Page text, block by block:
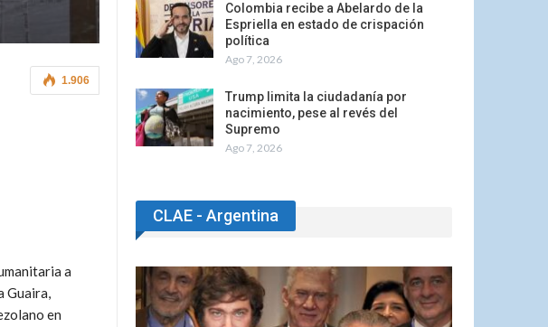
1.906
a
Guaira,
en
Colombia recibe a Abelardo de la
Espriella en estado de crispación
política
Ago 7, 2026
Trump limita la ciudadanía por
nacimiento, pese al revés del
Supremo
Ago 7, 2026
CLAE - Argentina